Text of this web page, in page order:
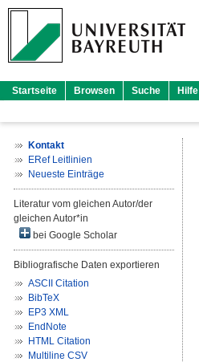
Startseite Browsen Suche Hilfe
Kontakt
ERef Leitlinien
Neueste Einträge
Literatur vom gleichen Autor/der
gleichen Autor*in
bei Google Scholar
Bibliografische Daten exportieren
ASCII Citation
BibTeX
EP3 XML
EndNote
HTML Citation
Multiline CSV